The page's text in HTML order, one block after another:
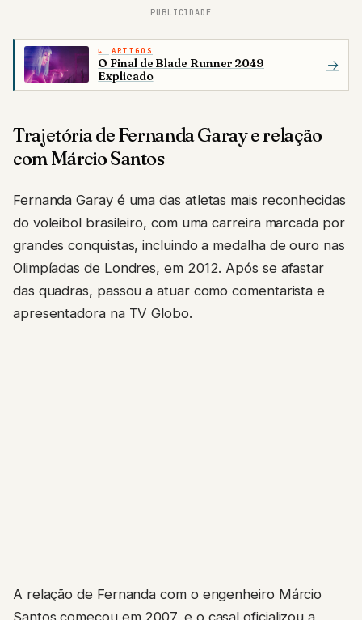
PUBLICIDADE
ARTIGOS
O Final de Blade Runner 2049
Explicado
→
Trajetória de Fernanda Garay e relação
com Márcio Santos
Fernanda Garay é uma das atletas mais reconhecidas
do voleibol brasileiro, com uma carreira marcada por
grandes conquistas, incluindo a medalha de ouro nas
Olimpíadas de Londres, em 2012. Após se afastar
das quadras, passou a atuar como comentarista e
apresentadora na TV Globo.
A relação de Fernanda com o engenheiro Márcio
Santos começou em 2007, e o casal oficializou a